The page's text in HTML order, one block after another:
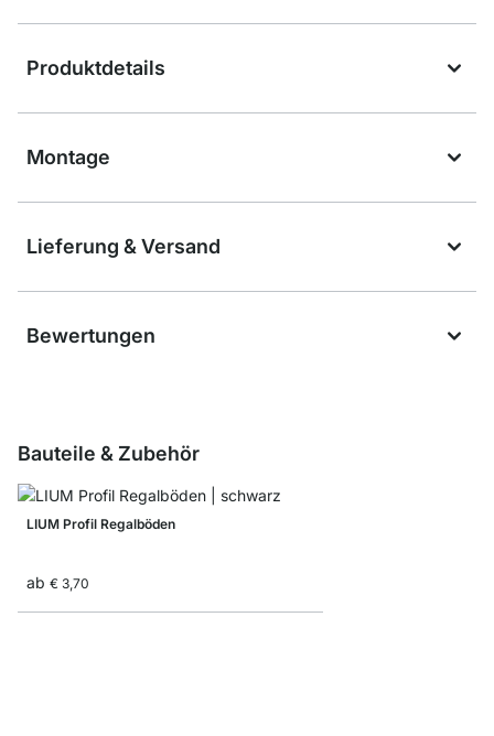
Produktdetails
Montage
Lieferung & Versand
Bewertungen
Bauteile & Zubehör
LIUM Profil Regalböden
ab € 3,70